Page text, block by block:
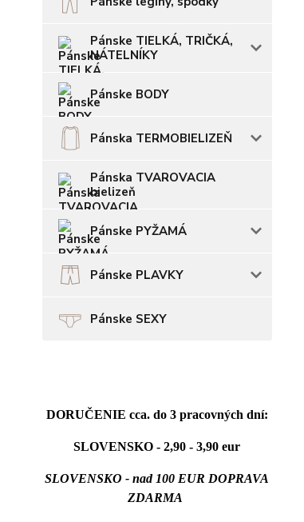
Pánske TIELKÁ, TRIČKÁ,
NÁTELNÍKY
Pánske BODY
Pánska TERMOBIELIZEŇ
Pánska TVAROVACIA
bielizeň
Pánske PYŽAMÁ
Pánske PLAVKY
Pánske SEXY
DORUČENIE cca. do 3 pracovných dní:
SLOVENSKO - 2,90 - 3,90 eur
SLOVENSKO - nad 100 EUR DOPRAVA
ZDARMA